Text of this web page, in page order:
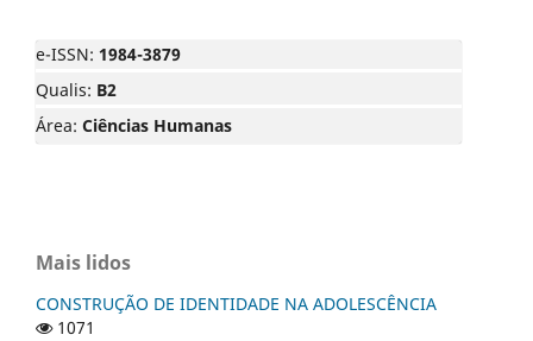
e-ISSN: 1984-3879
Qualis: B2
Área: Ciências Humanas
Mais lidos
CONSTRUÇÃO DE IDENTIDADE NA ADOLESCÊNCIA
1071